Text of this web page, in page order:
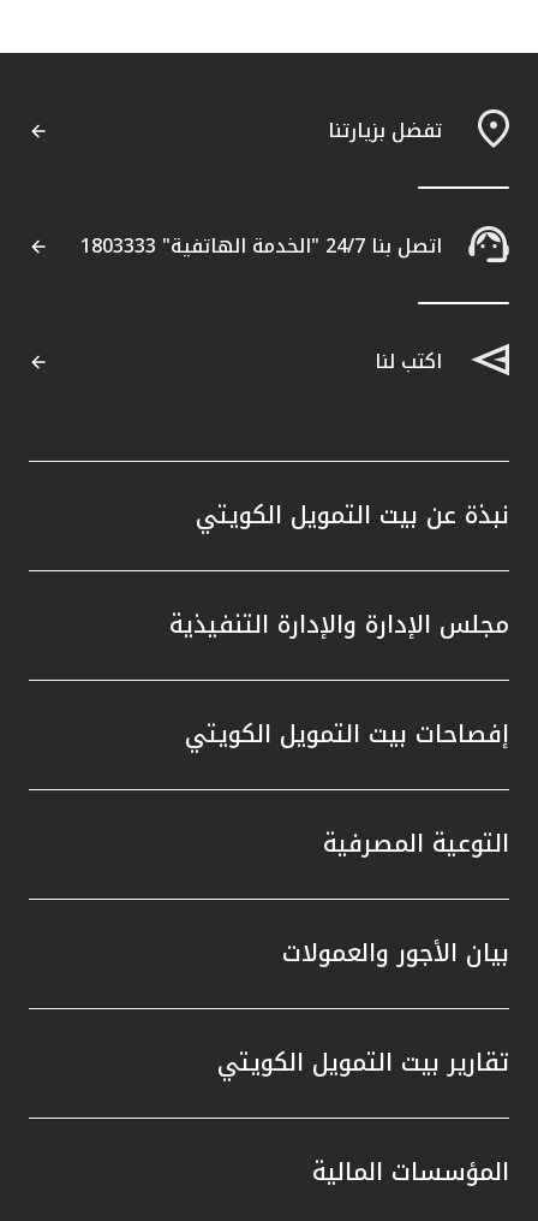
تفضل بزيارتنا
اتصل بنا 24/7 "الخدمة الهاتفية" 1803333
اكتب لنا
نبذة عن بيت التمويل الكويتي
مجلس الإدارة والإدارة التنفيذية
إفصاحات بيت التمويل الكويتي
التوعية المصرفية
بيان الأجور والعمولات
تقارير بيت التمويل الكويتي
المؤسسات المالية